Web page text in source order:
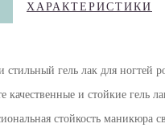
ХАРАКТЕРИСТИКИ
гель лак для ногтей
качественные и стойкие гель
стойкость маникюра